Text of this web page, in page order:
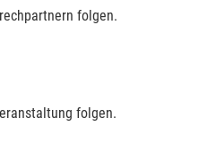
folgen.
folgen.